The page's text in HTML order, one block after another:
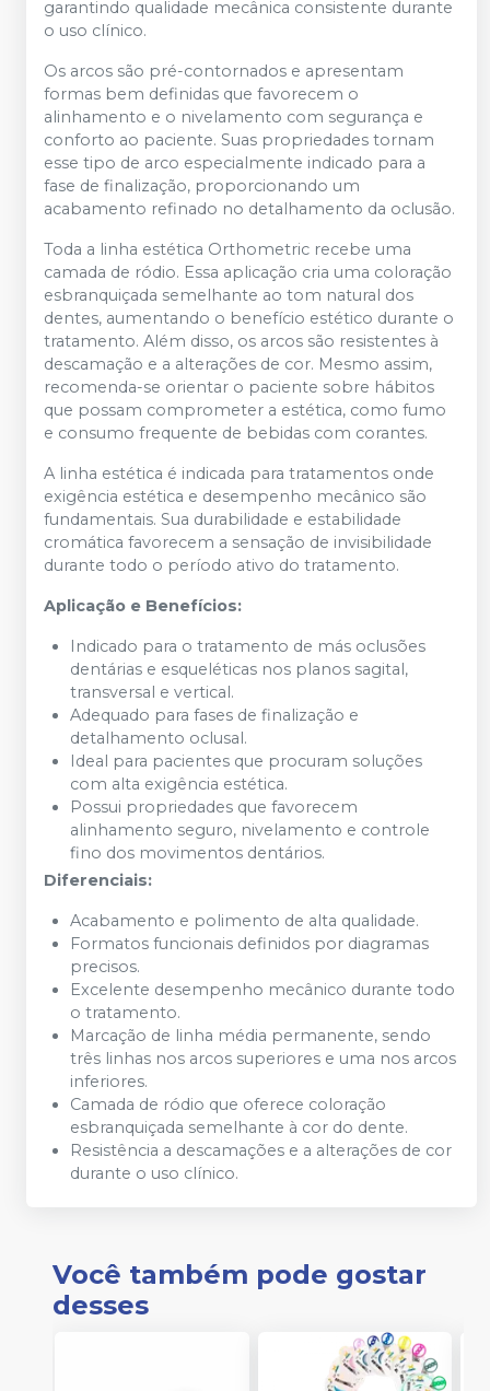
garantindo qualidade mecânica consistente durante
o uso clínico.
Os arcos são pré-contornados e apresentam
formas bem definidas que favorecem o
alinhamento e o nivelamento com segurança e
conforto ao paciente. Suas propriedades tornam
esse tipo de arco especialmente indicado para a
fase de finalização, proporcionando um
acabamento refinado no detalhamento da oclusão.
Toda a linha estética Orthometric recebe uma
camada de ródio. Essa aplicação cria uma coloração
esbranquiçada semelhante ao tom natural dos
dentes, aumentando o benefício estético durante o
tratamento. Além disso, os arcos são resistentes à
descamação e a alterações de cor. Mesmo assim,
recomenda-se orientar o paciente sobre hábitos
que possam comprometer a estética, como fumo
e consumo frequente de bebidas com corantes.
A linha estética é indicada para tratamentos onde
exigência estética e desempenho mecânico são
fundamentais. Sua durabilidade e estabilidade
cromática favorecem a sensação de invisibilidade
durante todo o período ativo do tratamento.
Aplicação e Benefícios:
Indicado para o tratamento de más oclusões
dentárias e esqueléticas nos planos sagital,
transversal e vertical.
Adequado para fases de finalização e
detalhamento oclusal.
Ideal para pacientes que procuram soluções
com alta exigência estética.
Possui propriedades que favorecem
alinhamento seguro, nivelamento e controle
fino dos movimentos dentários.
Diferenciais:
Acabamento e polimento de alta qualidade.
Formatos funcionais definidos por diagramas
precisos.
Excelente desempenho mecânico durante todo
o tratamento.
Marcação de linha média permanente, sendo
três linhas nos arcos superiores e uma nos arcos
inferiores.
Camada de ródio que oferece coloração
esbranquiçada semelhante à cor do dente.
Resistência a descamações e a alterações de cor
durante o uso clínico.
Você também pode gostar
desses